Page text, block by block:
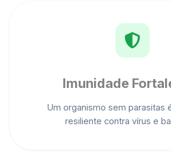
Imunidade
Um organismo sem parasitas
resiliente contra vírus e